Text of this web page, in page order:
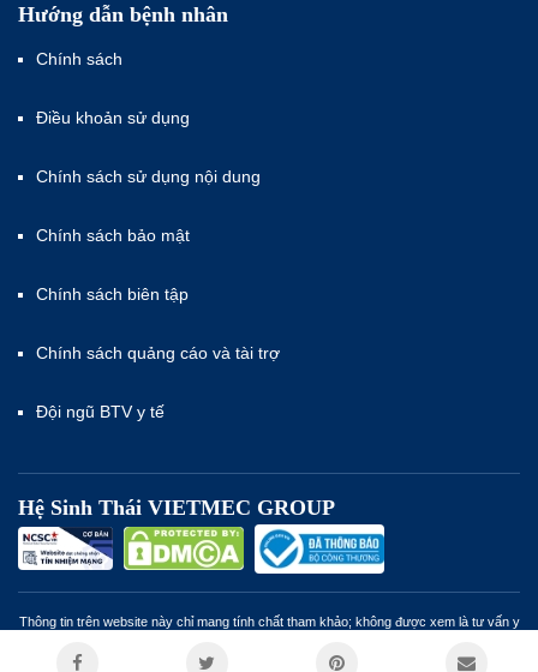
Hướng dẫn bệnh nhân
Chính sách
Điều khoản sử dụng
Chính sách sử dụng nội dung
Chính sách bảo mật
Chính sách biên tập
Chính sách quảng cáo và tài trợ
Đội ngũ BTV y tế
Hệ Sinh Thái VIETMEC GROUP
Thông tin trên website này chỉ mang tính chất tham khảo; không được xem là tư vấn y
viên y tế. Miễn trừ trách nhiệm